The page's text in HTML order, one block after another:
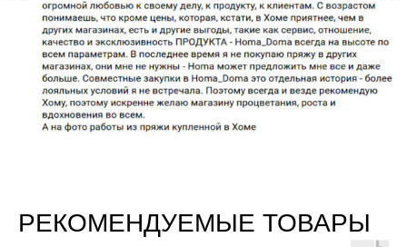
РЕКОМЕНДУЕМЫЕ ТОВАРЫ